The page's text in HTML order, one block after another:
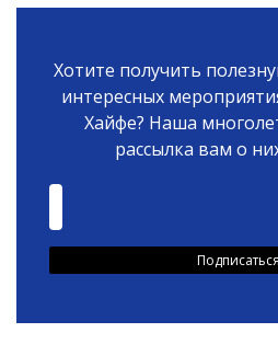
Хотите получить
интересных
Хайфе? Наша
рассылка вам о